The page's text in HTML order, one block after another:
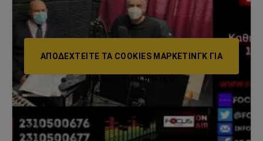
ΑΠΟΔΕΧΤΕΊΤΕ ΤΑ COOKIES ΜΆΡΚΕΤΙΝΓΚ ΓΙΑ
ΝΑ ΔΕΊΤΕ ΤΟ ΒΙΝΤΕΟ